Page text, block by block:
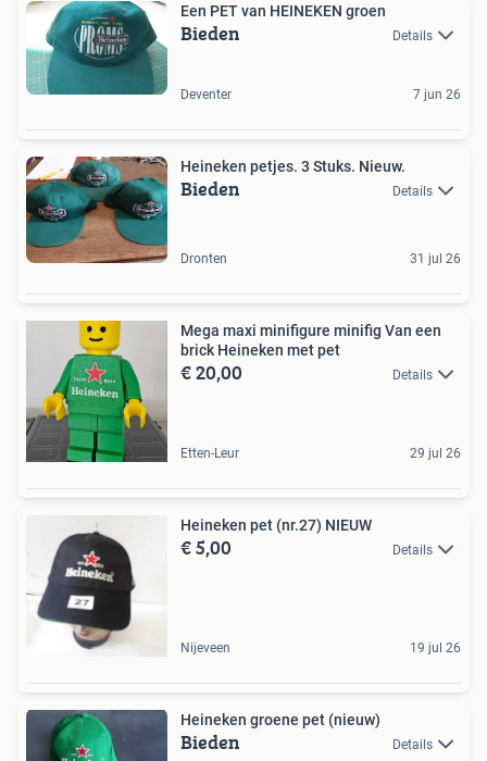
Een PET van HEINEKEN groen
Bieden Details
Deventer 7 jun 26
Heineken petjes. 3 Stuks. Nieuw.
Bieden Details
Dronten 31 jul 26
Mega maxi minifigure minifig Van een
brick Heineken met pet
€ 20,00 Details
Etten-Leur 29 jul 26
Heineken pet (nr.27) NIEUW
€ 5,00 Details
Nijeveen 19 jul 26
Heineken groene pet (nieuw)
Bieden Details